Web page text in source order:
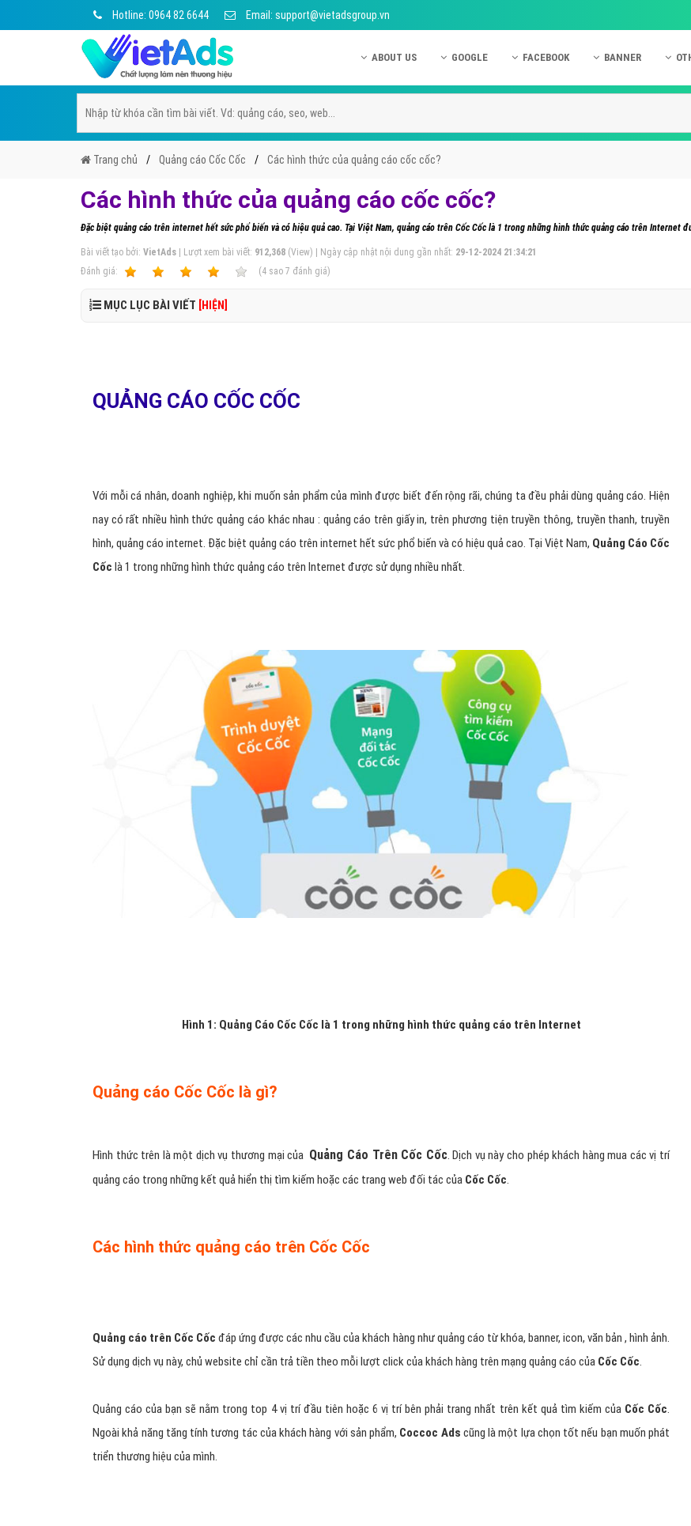
Hotline: 0964 82 6644 Email: support@vietadsgroup.vn
ABOUT US
Chính sách bảo mật Việt Ads
GOOGLE FACEBOOK BANNER
Trang chủ Quảng cáo Cốc Cốc Các hình thức của quảng cáo cốc cốc?
Các hình thức của quảng cáo cốc cốc?
Đặc biệt quảng cáo trên internet hết sức phổ biến và có hiệu quả cao. Tại Việt Nam, quảng cáo trên Cốc Cốc là 1 trong những hình thức quảng cáo trên Internet
Bài viết tạo bởi: VietAds | Lượt xem bài viết: 912,368 (View) | Ngày cập nhật nội dung gần nhất: 29-12-2024 21:34:21
Ðánh giá:
(4 sao 7 đánh giá)
MỤC LỤC BÀI VIẾT [HIỆN]
QUẢNG CÁO CỐC CỐC
Với mỗi cá nhân, doanh nghiệp, khi muốn sản phẩm của mình được biết đến rộng rãi, chúng ta đều phải dùng quảng cáo. Hiện
nay có rất nhiều hình thức quảng cáo khác nhau : quảng cáo trên giấy in, trên phương tiện truyền thông, truyền thanh, truyền
hình, quảng cáo internet. Đặc biệt quảng cáo trên internet hết sức phổ biến và có hiệu quả cao. Tại Việt Nam, Quảng Cáo Cốc
Cốc là 1 trong những hình thức quảng cáo trên Internet được sử dụng nhiều nhất.
Hình 1: Quảng Cáo Cốc Cốc là 1 trong những hình thức quảng cáo trên Internet
Quảng cáo Cốc Cốc là gì?
Hình thức trên là một dịch vụ thương mại của Quảng Cáo Trên Cốc Cốc. Dịch vụ này cho phép khách hàng mua các vị trí
quảng cáo trong những kết quả hiển thị tìm kiếm hoặc các trang web đối tác của Cốc Cốc.
Các hình thức quảng cáo trên Cốc Cốc
Quảng cáo trên Cốc Cốc đáp ứng được các nhu cầu của khách hàng như quảng cáo từ khóa, banner, icon, văn bản , hình ảnh.
Sử dụng dịch vụ này, chủ website chỉ cần trả tiền theo mỗi lượt click của khách hàng trên mạng quảng cáo của Cốc Cốc.
Quảng cáo của bạn sẽ nằm trong top 4 vị trí đầu tiên hoặc 6 vị trí bên phải trang nhất trên kết quả tìm kiếm của Cốc Cốc.
Ngoài khả năng tăng tính tương tác của khách hàng với sản phẩm, Coccoc Ads cũng là một lựa chọn tốt nếu bạn muốn phát
triển thương hiệu của mình.